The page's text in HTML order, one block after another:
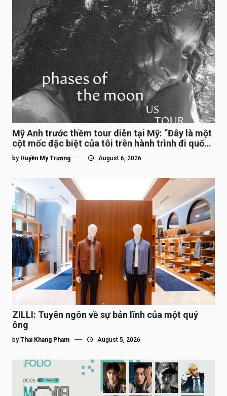
Mỹ Anh trước thềm tour diễn tại Mỹ: “Đây là một
cột mốc đặc biệt của tôi trên hành trình đi quốc
tế”
by Huyền My Trương August 6, 2026
ZILLI: Tuyên ngôn về sự bản lĩnh của một quý
ông
by Thai Khang Pham August 5, 2026